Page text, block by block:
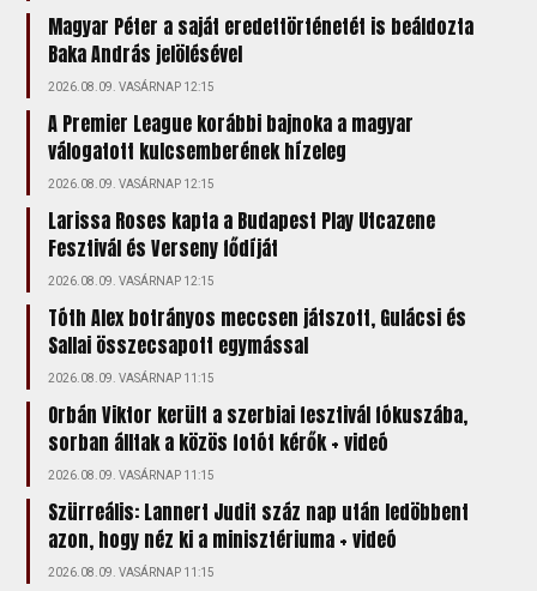
Magyar Péter a saját eredettörténetét is beáldozta
Baka András jelölésével
2026.08.09. VASÁRNAP 12:15
A Premier League korábbi bajnoka a magyar
válogatott kulcsemberének hízeleg
2026.08.09. VASÁRNAP 12:15
Larissa Roses kapta a Budapest Play Utcazene
Fesztivál és Verseny fődíját
2026.08.09. VASÁRNAP 12:15
Tóth Alex botrányos meccsen játszott, Gulácsi és
Sallai összecsapott egymással
2026.08.09. VASÁRNAP 11:15
Orbán Viktor került a szerbiai fesztivál fókuszába,
sorban álltak a közös fotót kérők + videó
2026.08.09. VASÁRNAP 11:15
Szürreális: Lannert Judit száz nap után ledöbbent
azon, hogy néz ki a minisztériuma + videó
2026.08.09. VASÁRNAP 11:15